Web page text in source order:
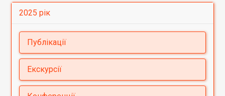
2025 рік
Публікації
Іванюк О. Кириленко Д. Інфраструктура
половини 19 ст.: вражіння подорожніх. //
Екскурсії